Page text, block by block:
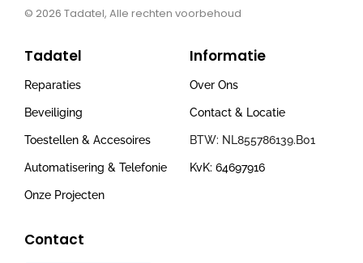
© 2026 Tadatel, Alle rechten voorbehoud
Tadatel
Reparaties
Beveiliging
Toestellen & Accesoires
Automatisering & Telefonie
Onze Projecten
Informatie
Over Ons
Contact & Locatie
BTW: NL855786139.B01
KvK: 64697916
Contact